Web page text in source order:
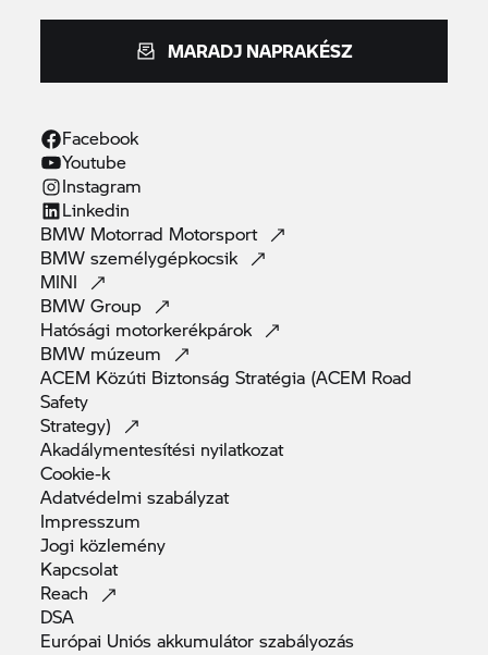
MARADJ NAPRAKÉSZ
Facebook
Youtube
Instagram
Linkedin
BMW Motorrad Motorsport
BMWszemélygépkocsik
MINI
BMWGroup
Hatósági motorkerékpárok
BMW múzeum
ACEM Közúti Biztonság Stratégia (ACEM Road
Safety
Strategy)
Akadálymentesítési nyilatkozat
Cookie-k
Adatvédelmiszabályzat
Impresszum
Jogi közlemény
Kapcsolat
Reach
DSA
Európai Uniós akkumulátorszabályozás